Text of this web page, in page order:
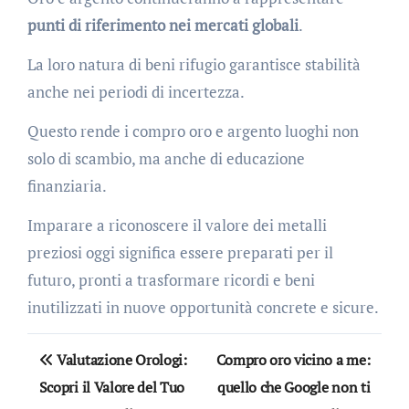
punti di riferimento nei mercati globali.
La loro natura di beni rifugio garantisce stabilità
anche nei periodi di incertezza.
Questo rende i compro oro e argento luoghi non
solo di scambio, ma anche di educazione
finanziaria.
Imparare a riconoscere il valore dei metalli
preziosi oggi significa essere preparati per il
futuro, pronti a trasformare ricordi e beni
inutilizzati in nuove opportunità concrete e sicure.
Navigazione
articoli
Valutazione Orologi:
Scopri il Valore del Tuo
Compro oro vicino a me:
quello che Google non ti